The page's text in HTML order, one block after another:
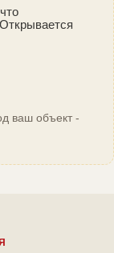
ваш объект -